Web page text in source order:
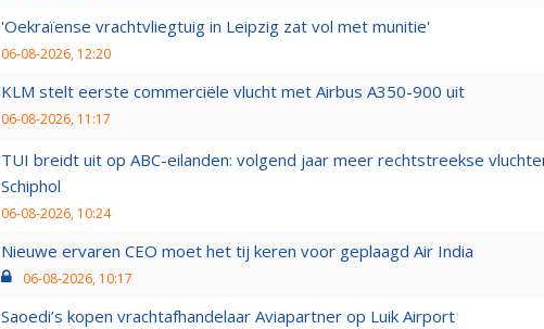
'Oekraïense vrachtvliegtuig in Leipzig zat vol met munitie'
06-08-2026, 12:20
KLM stelt eerste commerciële vlucht met Airbus A350-900 uit
06-08-2026, 11:17
TUI breidt uit op ABC-eilanden: volgend jaar meer rechtstreekse
Schiphol
06-08-2026, 10:24
Nieuwe ervaren CEO moet het tij keren voor geplaagd Air India
06-08-2026, 10:17
Saoedi’s kopen vrachtafhandelaar Aviapartner op Luik Airport